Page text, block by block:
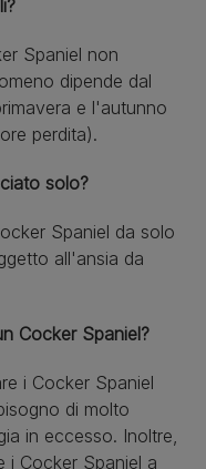
Spaniel non
dipende dal
e l'autunno
perdita).
solo?
Spaniel da solo
all'ansia da
Cocker Spaniel?
i Cocker Spaniel
di molto
in eccesso. Inoltre,
i Cocker Spaniel a